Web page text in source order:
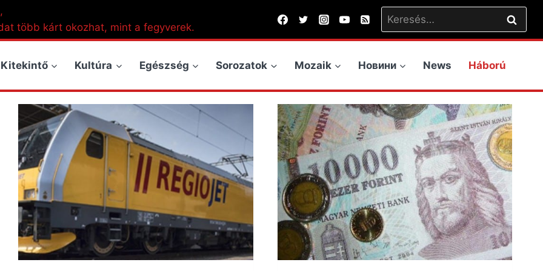
több kárt okozhat, mint a fegyverek.
Keresés:
Kitekintő Kultúra Egészség Sorozatok Mozaik Новини News Háború